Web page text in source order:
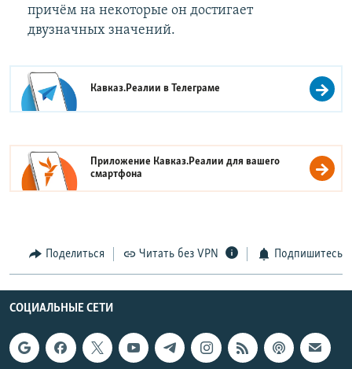
причём на некоторые он достигает
двузначных значений.
Кавказ.Реалии вТелеграме
Приложение Кавказ.Реалии для вашего
смартфона
Поделиться Читать без VPN Подпишитесь
СОЦИАЛЬНЫЕ СЕТИ